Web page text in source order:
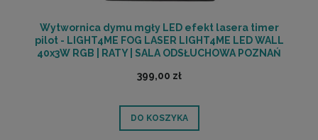
Wytwornica dymu mgły LED efekt lasera timer
pilot - LIGHT4ME FOG LASER LIGHT4ME LED WALL
40x3W RGB | RATY | SALA ODSŁUCHOWA POZNAŃ
399,00 zł
DO KOSZYKA